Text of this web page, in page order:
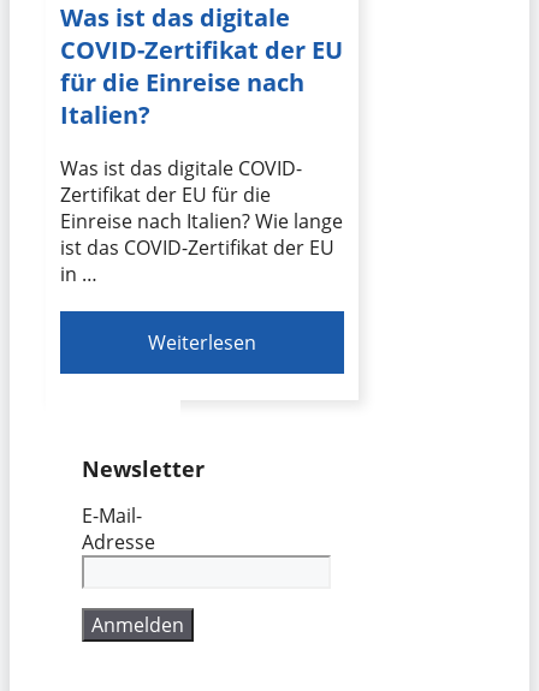
Was ist das digitale
COVID-Zertifikat der EU
für die Einreise nach
Italien?
Was ist das digitale COVID-
Zertifikat der EU für die
Einreise nach Italien? Wie lange
ist das COVID-Zertifikat der EU
in …
Weiterlesen
Newsletter
E-Mail-
Adresse